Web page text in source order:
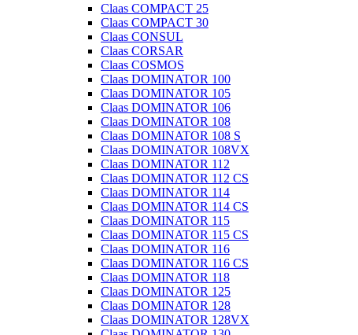
Claas COMPACT 25
Claas COMPACT 30
Claas CONSUL
Claas CORSAR
Claas COSMOS
Claas DOMINATOR 100
Claas DOMINATOR 105
Claas DOMINATOR 106
Claas DOMINATOR 108
Claas DOMINATOR 108 S
Claas DOMINATOR 108VX
Claas DOMINATOR 112
Claas DOMINATOR 112 CS
Claas DOMINATOR 114
Claas DOMINATOR 114 CS
Claas DOMINATOR 115
Claas DOMINATOR 115 CS
Claas DOMINATOR 116
Claas DOMINATOR 116 CS
Claas DOMINATOR 118
Claas DOMINATOR 125
Claas DOMINATOR 128
Claas DOMINATOR 128VX